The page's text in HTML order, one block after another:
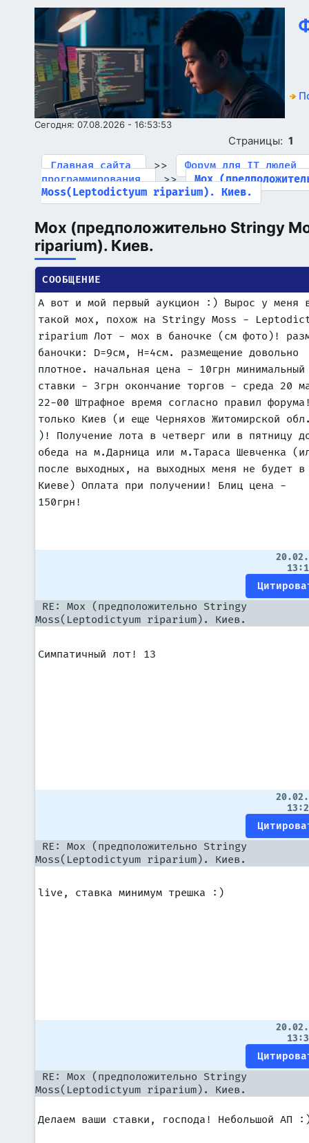
Сегодня: 07.08.2026 - 16:53:53
Страницы:1
Главная сайта
>>
Форум для IT людей
программирования
>>
Мох
Moss(Leptodictyum riparium). Киев.
Мох (предположительно Stringy
riparium). Киев.
СООБЩЕНИЕ
А вот и мой первый аукцион :) Вырос у меня
такой мох, похож на Stringy Moss -
riparium Лот - мох в баночке (см фото)!
баночки: D=9см, H=4см. размещение довольно
плотное. начальная цена - 10грн минимальный
ставки - 3грн окончание торгов - среда 20
22-00 Штрафное время согласно правил
только Киев (и еще Черняхов Житомирской
)! Получение лота в четверг или в пятницу
обеда на м.Дарница или м.Тараса Шевченка
после выходных, на выходных меня не будет в
Киеве) Оплата при получении! Блиц цена -
150грн!
RE: Мох (предположительно Stringy
Moss(Leptodictyum riparium). Киев.
Симпатичный лот! 13
RE: Мох (предположительно Stringy
Moss(Leptodictyum riparium). Киев.
live, ставка минимум трешка :)
RE: Мох (предположительно Stringy
Moss(Leptodictyum riparium). Киев.
Делаем ваши ставки, господа! Небольшой АП